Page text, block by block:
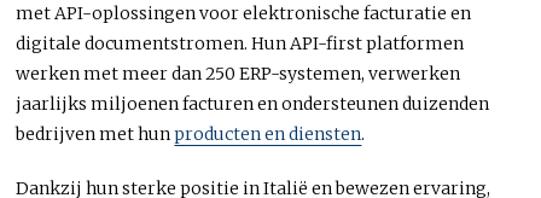
met API-oplossingen voor elektronische facturatie en
digitale documentstromen. Hun API-first platformen
werken met meer dan 250 ERP-systemen, verwerken
jaarlijks miljoenen facturen en ondersteunen duizenden
bedrijven met hunproducten en diensten.
Dankzij hun sterke positie in Italië en bewezen ervaring,